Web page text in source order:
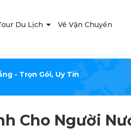
Du Lịch Vé Vận Chuyển
- Trọn Gói, Uy Tín
Cho Người